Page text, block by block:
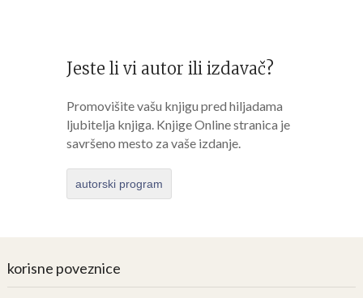
Jeste li vi autor ili izdavač?
Promovišite vašu knjigu pred hiljadama
ljubitelja knjiga. Knjige Online stranica je
savršeno mesto za vaše izdanje.
autorski program
korisne poveznice